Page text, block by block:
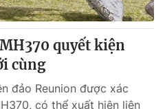
quyết kiện
cùng
đảo Reunion được xác
có thể xuất hiện liên